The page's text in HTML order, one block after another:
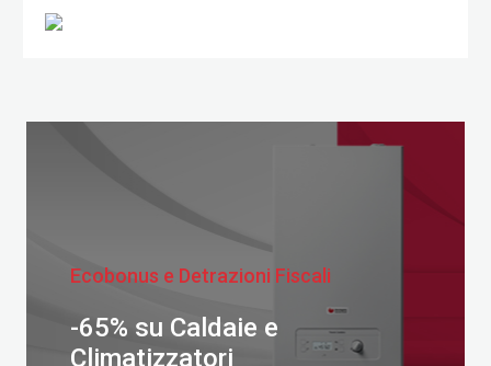
Ecobonus e Detrazioni Fiscali
-65% su Caldaie e
Climatizzatori